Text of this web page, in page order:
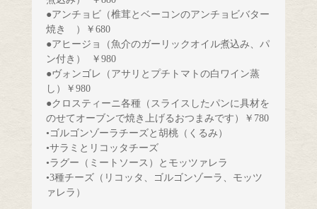
●アンチョビ（椎茸とベーコンのアンチョビバター
焼き　）￥680
●アヒージョ（魚介のガーリックオイル煮込み、パ
ン付き）  ￥980
●ヴォンゴレ（アサリとプチトマトの白ワイン蒸
し）￥980
●クロスティーニ各種 （スライスしたパンに具材を
•3種チーズ（リコッタ、ゴルゴンゾーラ、モッツ
ァレラ）